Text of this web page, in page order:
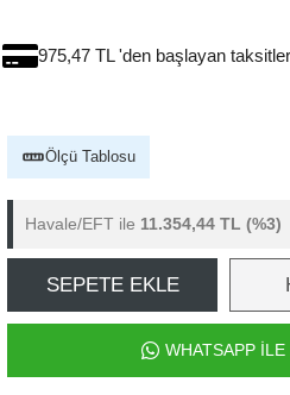
975,47 TL 'den başlayan
Ölçü Tablosu
Havale/EFT ile 11.354,44 TL (%3)
SEPETE EKLE
WHATSAPP İLE